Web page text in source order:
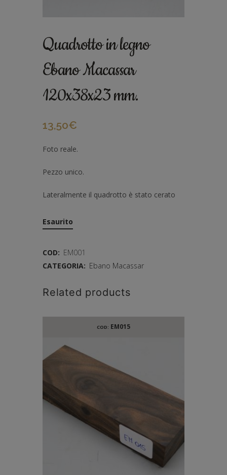
Quadrotto in legno
Ebano Macassar
120x38x23 mm.
13,50€
Foto reale.
Pezzo unico.
Lateralmente il quadrotto è stato cerato
Esaurito
COD: EM001
CATEGORIA: Ebano Macassar
Related products
COD: EM015